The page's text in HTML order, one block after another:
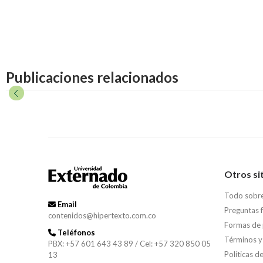
Publicaciones relacionados
Email
contenidos@hipertexto.com.co
Teléfonos
PBX: +57 601 643 43 89 / Cel: +57 320 850 05
13
Otros
Todo
Preguntas
Formas de
Términos
Políticas